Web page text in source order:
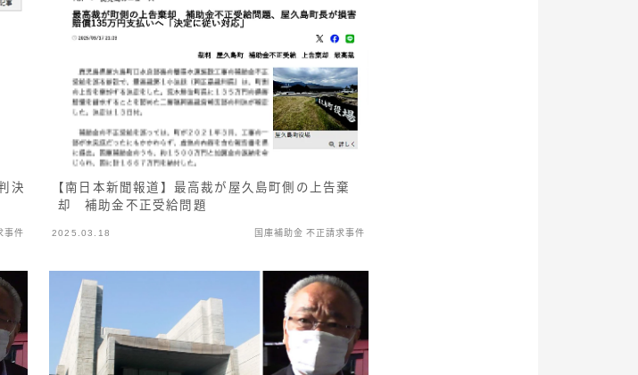
決
事件
【南日本新聞報道】最高裁が屋久島町側の上告棄
却 補助金不正受給問題
2025.03.18 国庫補助金 不正請求事件